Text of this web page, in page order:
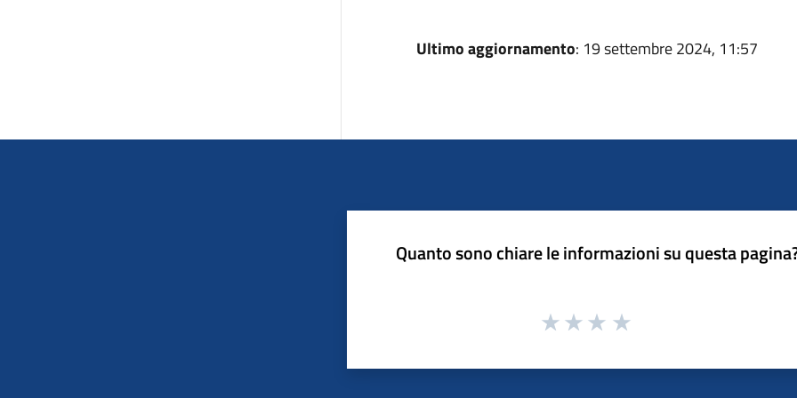
Ultimo aggiornamento: 19 settembre 2024, 11:57
Quanto sono chiare le informazioni su questa